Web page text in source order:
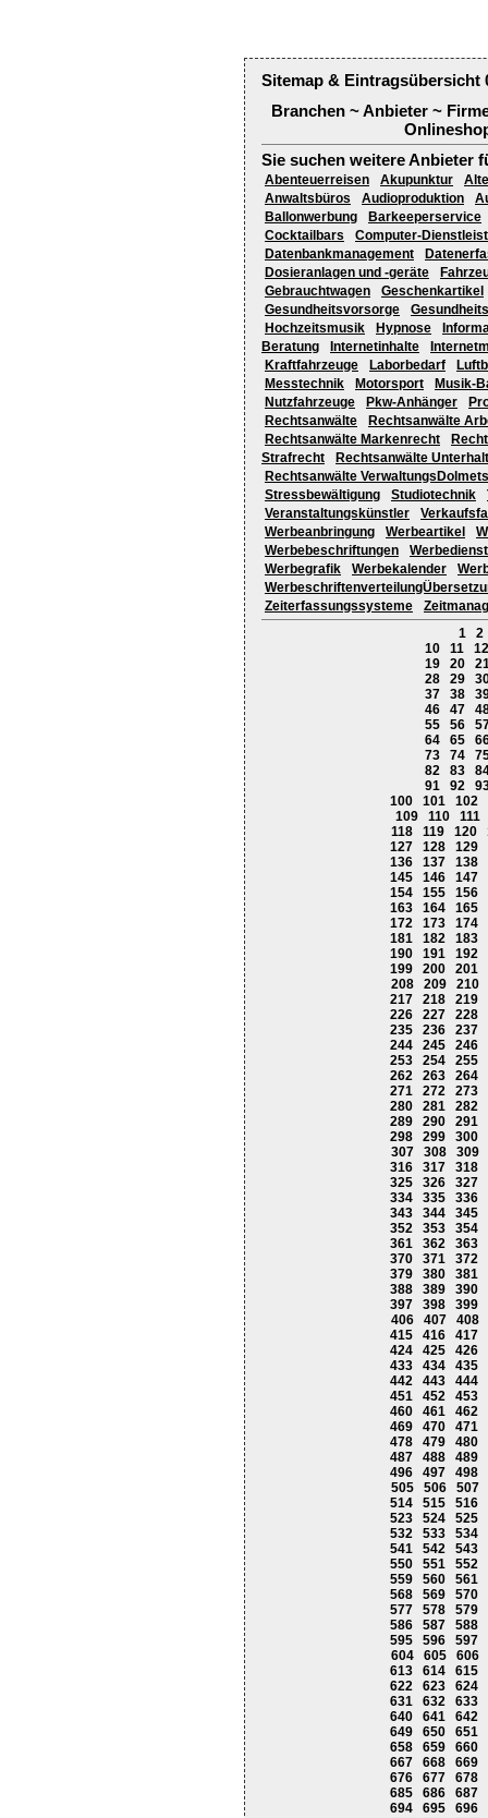
Sitemap & Eintragsübersicht
Branchen ~ Anbieter ~
Sie suchen weitere Anbieter
Abenteuerreisen Akupunktur
Anwaltsbüros
Audioproduktion
Ballonwerbung
Barkeeperservice
Cocktailbars
Computer-
Datenbankmanagement
Dosieranlagen und -geräte
Gebrauchtwagen
Geschenkartikel
Gesundheitsvorsorge
Hochzeitsmusik
Hypnose
Beratung
Internetinhalte
Kraftfahrzeuge
Laborbedarf
Messtechnik
Motorsport
Musik-
Nutzfahrzeuge
Pkw-Anhänger
Rechtsanwälte
Rechtsanwälte
Rechtsanwälte Markenrecht
Strafrecht
Rechtsanwälte
Rechtsanwälte
Stressbewältigung
Studiotechnik
Veranstaltungskünstler
Werbeanbringung
Werbeartikel
Werbebeschriftungen
Werbegrafik
Werbekalender
Zeiterfassungssysteme
1
2
10
11
12
19
20
28
29
37
38
46
47
55
56
64
65
73
74
82
83
91
92
100
101
102
109
110
111
118
119 120
127
128
129
136
137
138
145
146
147
154
155
156
163
164
165
172
173
174
181
182
183
190
191
192
199
200
201
208
209
210
217
218
219
226
227
228
235
236
237
244
245
246
253
254
255
262
263
264
271
272
273
280
281
282
289
290
291
298
299
300
307
308
309
316
317
318
325
326
327
334
335
336
343
344
345
352
353
354
361
362
363
370
371
372
379
380
381
388
389
390
397
398
399
406
407
408
415
416
417
424
425
426
433
434
435
442
443
444
451
452
453
460
461
462
469
470
471
478
479
480
487
488
489
496
497
498
505
506
507
514
515
516
523
524
525
532
533
534
541
542
543
550
551
552
559
560
561
568
569
570
577
578
579
586
587
588
595
596
597
604
605
606
613
614
615
622
623
624
631
632
633
640
641
642
649
650
651
658
659
660
667
668
669
676
677
678
685
686
687
694
695
696